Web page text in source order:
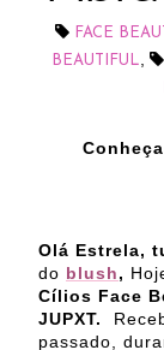
FACE
BEAUTIFUL,
Olá Estrela,
do blush,
Cílios Face
JUPXT.
passado,